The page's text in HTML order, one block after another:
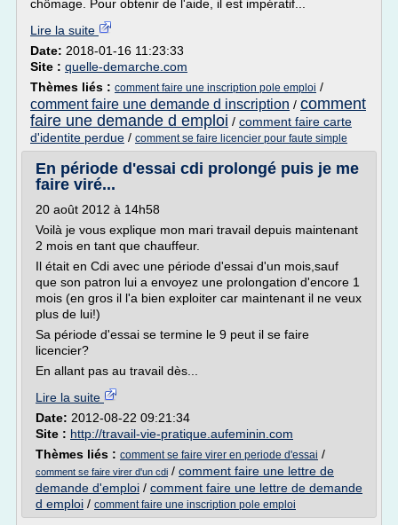
chômage. Pour obtenir de l'aide, il est impératif...
Lire la suite
Date: 2018-01-16 11:23:33
Site : quelle-demarche.com
Thèmes liés : comment faire une inscription pole emploi /
comment faire une demande d inscription / comment
faire une demande d emploi / comment faire carte
d'identite perdue / comment se faire licencier pour faute simple
En période d'essai cdi prolongé puis je me
faire viré...
20 août 2012 à 14h58
Voilà je vous explique mon mari travail depuis maintenant
2 mois en tant que chauffeur.
Il était en Cdi avec une période d'essai d'un mois,sauf
que son patron lui a envoyez une prolongation d'encore 1
mois (en gros il l'a bien exploiter car maintenant il ne veux
plus de lui!)
Sa période d'essai se termine le 9 peut il se faire
licencier?
En allant pas au travail dès...
Lire la suite
Date: 2012-08-22 09:21:34
Site : http://travail-vie-pratique.aufeminin.com
Thèmes liés : comment se faire virer en periode d'essai /
comment se faire virer d'un cdi / comment faire une lettre de
demande d'emploi / comment faire une lettre de demande
d emploi / comment faire une inscription pole emploi